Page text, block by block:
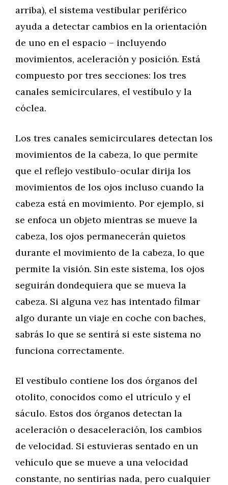
arriba), el sistema vestibular periférico
ayuda a detectar cambios en la orientación
de uno en el espacio – incluyendo
movimientos, aceleración y posición. Está
compuesto por tres secciones: los tres
canales semicirculares, el vestíbulo y la
cóclea.
Los tres canales semicirculares detectan los
movimientos de la cabeza, lo que permite
que el reflejo vestibulo-ocular dirija los
movimientos de los ojos incluso cuando la
cabeza está en movimiento. Por ejemplo, si
se enfoca un objeto mientras se mueve la
cabeza, los ojos permanecerán quietos
durante el movimiento de la cabeza, lo que
permite la visión. Sin este sistema, los ojos
seguirán dondequiera que se mueva la
cabeza. Si alguna vez has intentado filmar
algo durante un viaje en coche con baches,
sabrás lo que se sentirá si este sistema no
funciona correctamente.
El vestíbulo contiene los dos órganos del
otolito, conocidos como el utrículo y el
sáculo. Estos dos órganos detectan la
aceleración o desaceleración, los cambios
de velocidad. Si estuvieras sentado en un
vehículo que se mueve a una velocidad
constante, no sentirías nada, pero cualquier